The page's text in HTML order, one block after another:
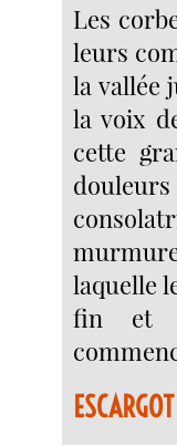
Les
leurs
la vallée
la voix
cette
laquelle
fin et
ESCARGOT